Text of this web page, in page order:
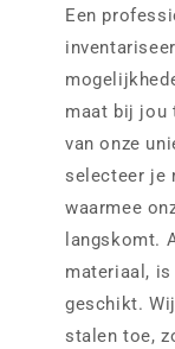
Een
maat bij jou
van onze
selecteer je
waarmee
langskomt.
materiaal,
geschikt.
stalen toe,